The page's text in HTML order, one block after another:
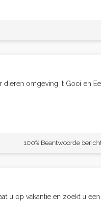
omgeving 't Gooi en
100% Beantwoorde
u op vakantie en zoekt u een